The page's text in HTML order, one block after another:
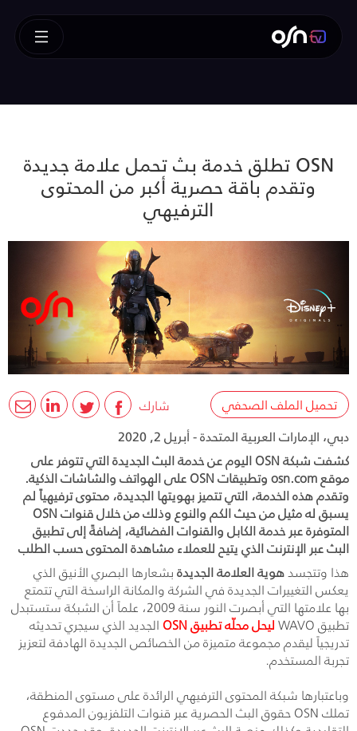
OSN تطلق خدمة بث تحمل علامة جديدة
وتقدم باقة حصرية أكبر من المحتوى
الترفيهي
شارك
تحميل الملف الصحفي
دبي، الإمارات العربية المتحدة - أبريل 2, 2020
كشفت شبكة OSN اليوم عن خدمة البث الجديدة التي تتوفر على
موقع osn.com وتطبيقات OSN على الهواتف والشاشات الذكية.
وتقدم هذه الخدمة، التي تتميز بهويتها الجديدة، محتوى ترفيهياً لم
يسبق له مثيل من حيث الكم والنوع وذلك من خلال قنوات OSN
المتوفرة عبر خدمة الكابل والقنوات الفضائية، إضافةً إلى تطبيق
البث عبر الإنترنت الذي يتيح للعملاء مشاهدة المحتوى حسب الطلب
هذا وتتجسدهوية العلامة الجديدةبشعارها البصري الأنيق الذي
يعكس التغييرات الجديدة في الشركة والمكانة الراسخة التي تتمتع
بها علامتها التي أبصرت النور سنة 2009، علماً أن الشبكة ستستبدل
تطبيق WAVO ليحل محلّه تطبيق OSN الجديد الذي سيجري تحديثه
تدريجياً ليقدم مجموعة متميزة من الخصائص الجديدة الهادفة لتعزيز
تجربة المستخدم.
وباعتبارها شبكة المحتوى الترفيهي الرائدة على مستوى المنطقة،
تملك OSN حقوق البث الحصرية عبر قنوات التلفزيون المدفوع